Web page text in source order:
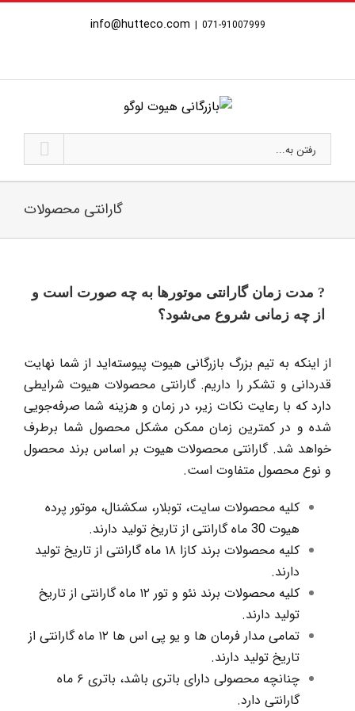
071-91007999
|
info@hutteco.com
رفتن به...
گارانتی محصولات
? مدت زمان گارانتی موتور‌ها به چه صورت است و
از چه زمانی شروع می‌شود؟
از اینکه به تیم بزرگ بازرگانی هیوت پیوسته‌اید از شما نهایت
قدردانی و تشکر را داریم. گارانتی محصولات هیوت شرایطی
دارد که با رعایت نکات زیر، در زمان و هزینه شما صرفه‌جویی
شده و در کمترین زمان ممکن مشکل محصول شما برطرف
خواهد شد. گارانتی محصولات هیوت بر اساس برند محصول
و نوع محصول متفاوت است.
کلیه محصولات سایت، توبلار، سکشنال، موتور پرده
هیوت 30 ماه گارانتی از تاریخ تولید دارند.
کلیه محصولات برند کازا ۱۸ ماه گارانتی از تاریخ تولید
دارند.
کلیه محصولات برند نئو و تور ۱۲ ماه گارانتی از تاریخ
تولید دارند.
تمامی مدار فرمان ها و یو پی اس ها ۱۲ ماه گارانتی از
تاریخ تولید دارند.
چنانچه محصولی دارای باتری باشد، باتری ۶ ماه
گارانتی دارد.